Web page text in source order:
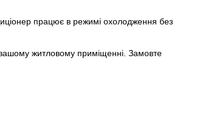
працює в режимі охолодження без
житловому приміщенні. Замовте